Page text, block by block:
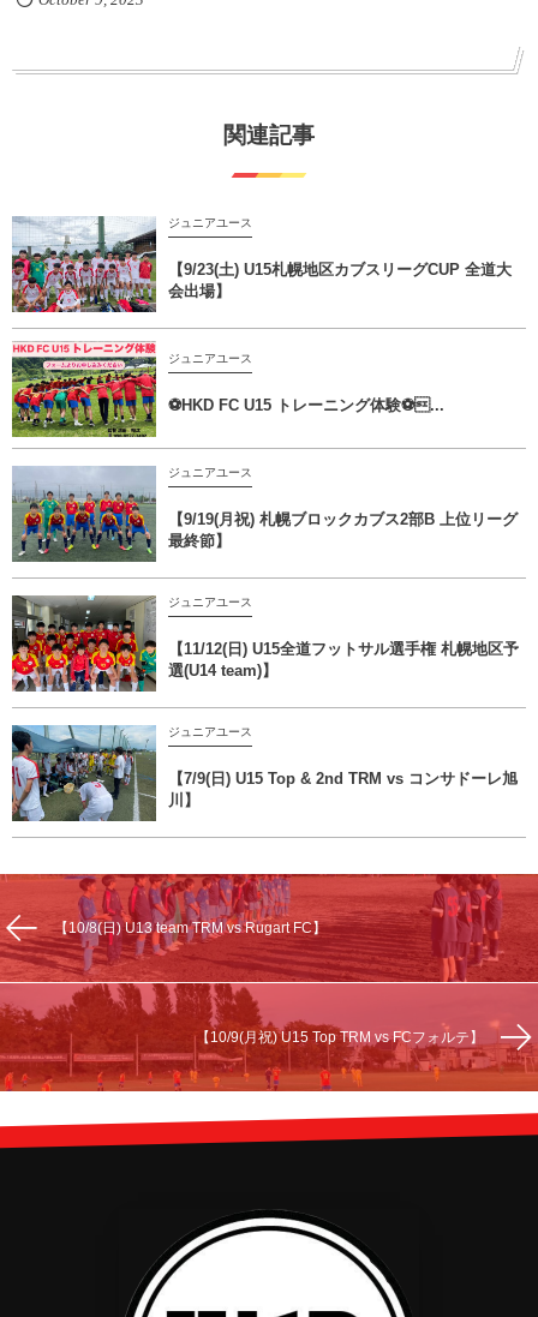
関連記事
ジュニアユース
【9/23(土) U15札幌地区カブスリーグCUP 全道大
会出場】
ジュニアユース
⚽️HKD FC U15 トレーニング体験⚽...
ジュニアユース
【9/19(月祝) 札幌ブロックカブス2部B 上位リーグ
最終節】
ジュニアユース
【11/12(日) U15全道フットサル選手権 札幌地区予
選(U14 team)】
ジュニアユース
【7/9(日) U15 Top & 2nd TRM vs コンサドーレ旭
川】
【10/8(日) U13 team TRM vs Rugart FC】
【10/9(月祝) U15 Top TRM vs FCフォルテ】